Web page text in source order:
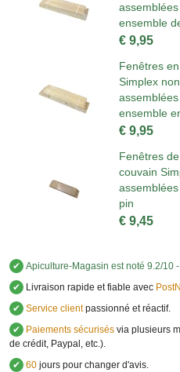
ensemble
€ 9,95
Fenêtres
Simplex non
ensemble
€ 9,95
Fenêtres
couvain
pin
€ 9,45
✔ Apiculture-Magasin est noté 9.2/10
✔ Livraison rapide et fiable avec
✔ Service clientpassionné et réactif.
✔ Paiements sécurisésvia plusieurs
de crédit, Paypal, etc.).
✔ 60jours pour changer d'avis.